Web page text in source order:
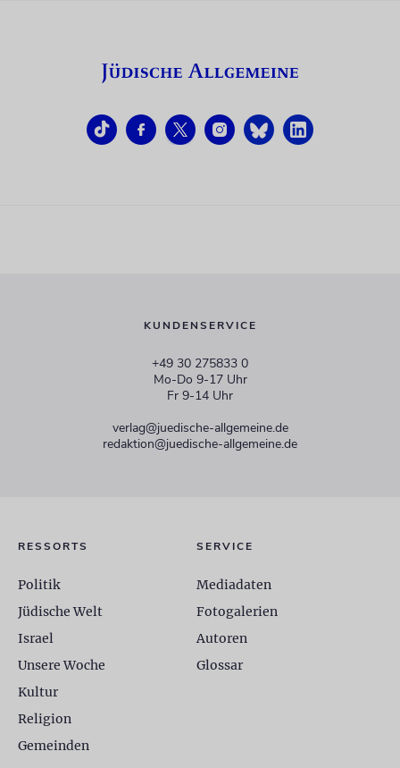
KUNDENSERVICE
+49 30 275833 0
Mo-Do 9-17 Uhr
Fr 9-14 Uhr
verlag@juedische-allgemeine.de
redaktion@juedische-allgemeine.de
RESSORTS
Politik
Jüdische Welt
Israel
Unsere Woche
Kultur
Religion
Gemeinden
SERVICE
Mediadaten
Fotogalerien
Autoren
Glossar